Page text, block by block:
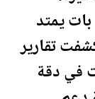
يمتد
تقارير
في دقة